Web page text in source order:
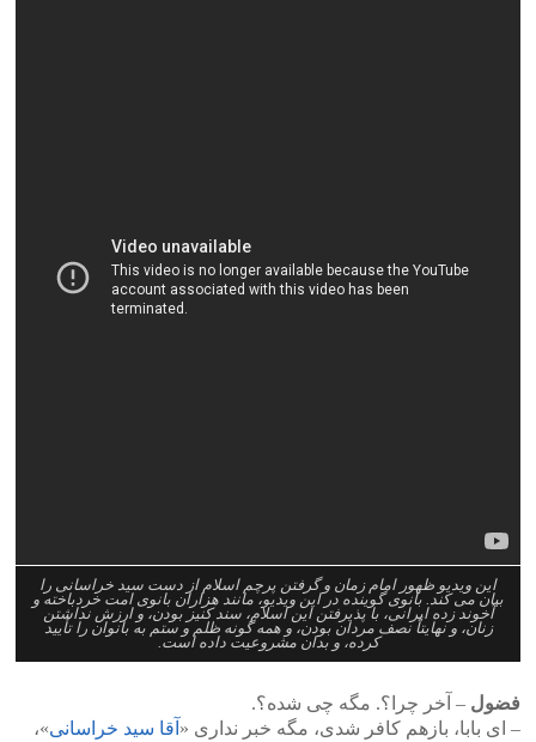
این ویدیو ظهور امام زمان و گرفتن پرچم اسلام از دست سید خراسانی را
بیان می کند. بانوی گوینده در این ویدیو، مانند هزاران بانوی امت خردباخته و
آخوند زده ایرانی، با پذیرفتن این اسلام، سند کنیز بودن، و ارزش نداشتن
زنان، و نهایتاً نصف مردان بودن، و همه گونه ظلم و ستم به بانوان را تأیید
کرده، و بدان مشروعیت داده است.
فضول – آخر چرا؟. مگه چی شده؟.
– ای بابا، بازهم کافر شدی، مگه خبر نداری « آقا سید خراسانی»،